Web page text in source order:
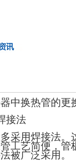
中换热管的更
接法
采用焊接法。
工艺简便，管
被广泛采用。